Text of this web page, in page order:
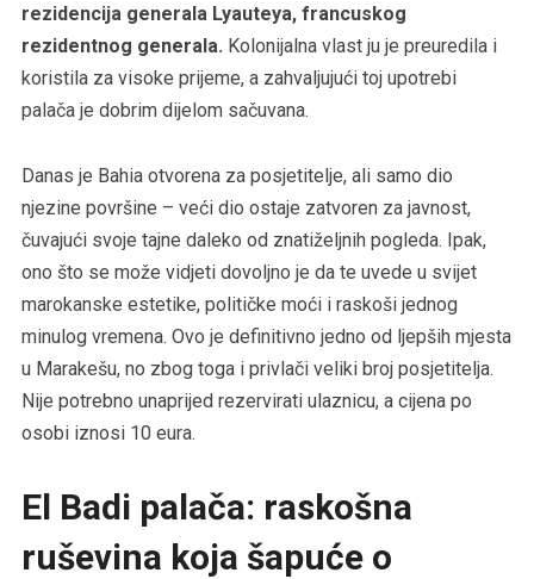
rezidencija generala Lyauteya, francuskog
rezidentnog generala. Kolonijalna vlast ju je preuredila i
koristila za visoke prijeme, a zahvaljujući toj upotrebi
palača je dobrim dijelom sačuvana.
Danas je Bahia otvorena za posjetitelje, ali samo dio
njezine površine – veći dio ostaje zatvoren za javnost,
čuvajući svoje tajne daleko od znatiželjnih pogleda. Ipak,
ono što se može vidjeti dovoljno je da te uvede u svijet
marokanske estetike, političke moći i raskoši jednog
minulog vremena. Ovo je definitivno jedno od ljepših mjesta
u Marakešu, no zbog toga i privlači veliki broj posjetitelja.
Nije potrebno unaprijed rezervirati ulaznicu, a cijena po
osobi iznosi 10 eura.
El Badi palača: raskošna
ruševina koja šapuće o